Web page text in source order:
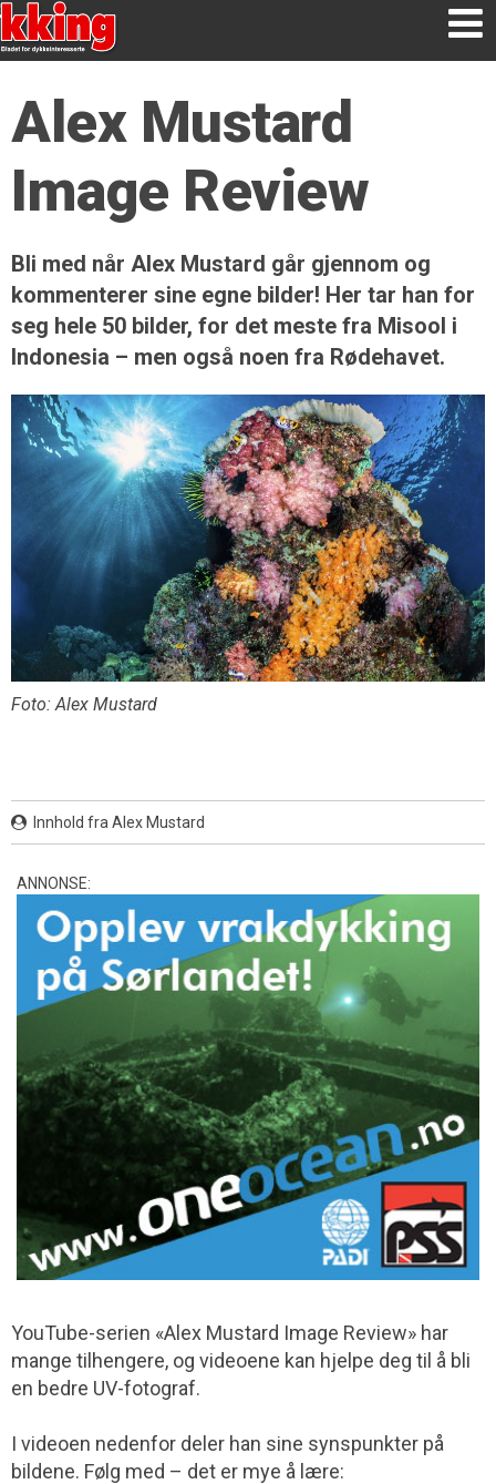
Alex Mustard
Image Review
Bli med når Alex Mustard går gjennom og
kommenterer sine egne bilder! Her tar han for
seg hele 50 bilder, for det meste fra Misool i
Indonesia – men også noen fra Rødehavet.
Foto: Alex Mustard
Innhold fra Alex Mustard
ANNONSE:
YouTube-serien «Alex Mustard Image Review» har
mange tilhengere, og videoene kan hjelpe deg til å bli
en bedre UV-fotograf.
I videoen nedenfor deler han sine synspunkter på
bildene. Følg med – det er mye å lære: